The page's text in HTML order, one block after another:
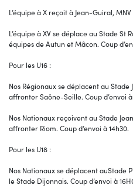
L’équipe à X reçoit à Jean-Guiral,
L’équipe à XV se déplace au Stade
équipes de Autun et Mâcon. Coup
Pour les U16 :
Nos Régionaux se déplacent au Stade
affronter Saône-Seille. Coup d’envoi à
Nos Nationaux reçoivent au Stade
affronter Riom. Coup d’envoi à 14h30.
Pour les U18 :
Nos Nationaux se déplacent auStade
le Stade Dijonnais. Coup d’envoi à